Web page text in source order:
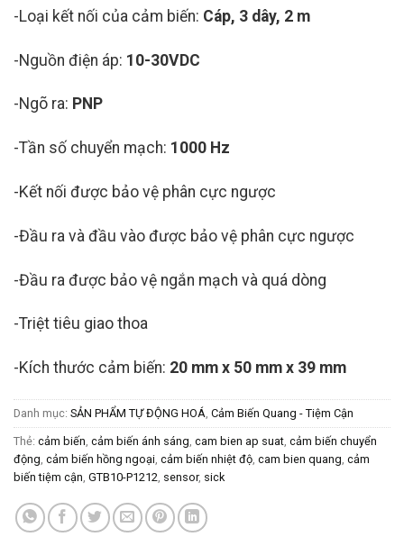
-Loại kết nối của cảm biến: Cáp, 3 dây, 2 m
-Nguồn điện áp: 10-30VDC
-Ngõ ra: PNP
-Tần số chuyển mạch: 1000 Hz
-Kết nối được bảo vệ phân cực ngược
-Đầu ra và đầu vào được bảo vệ phân cực ngược
-Đầu ra được bảo vệ ngắn mạch và quá dòng
-Triệt tiêu giao thoa
-Kích thước cảm biến: 20 mm x 50 mm x 39 mm
Danh mục: SẢN PHẨM TỰ ĐỘNG HOÁ Cảm Biến Quang - Tiệm Cận
Thẻ: cảm biến cảm biến ánh sáng cam bien ap suat cảm biến chuyển
động cảm biến hồng ngoại cảm biến nhiệt độ cam bien quang cảm
biến tiệm cận GTB10-P1212 sensor, sick